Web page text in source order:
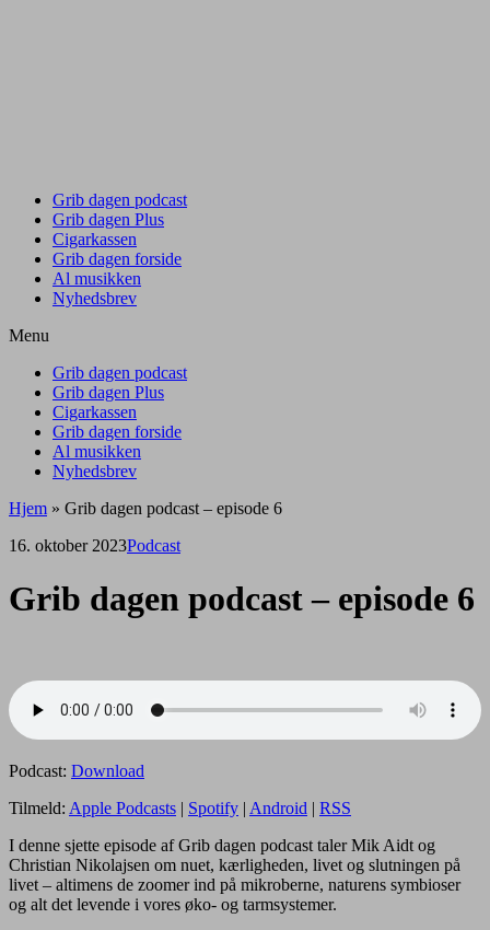
Grib dagen podcast
Grib dagen Plus
Cigarkassen
Grib dagen forside
Al musikken
Nyhedsbrev
Menu
Grib dagen podcast
Grib dagen Plus
Cigarkassen
Grib dagen forside
Al musikken
Nyhedsbrev
Hjem » Grib dagen podcast – episode 6
16. oktober 2023Podcast
Grib dagen podcast – episode 6
Podcast: Download
Tilmeld: Apple Podcasts | Spotify | Android | RSS
I denne sjette episode af Grib dagen podcast taler Mik Aidt og
Christian Nikolajsen om nuet, kærligheden, livet og slutningen på
livet – altimens de zoomer ind på mikroberne, naturens symbioser
og alt det levende i vores øko- og tarmsystemer.